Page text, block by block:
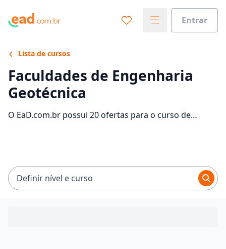
Entrar
Lista de cursos
Faculdades de Engenharia
Geotécnica
O EaD.com.br possui 20 ofertas para o curso de
Definir nível e curso